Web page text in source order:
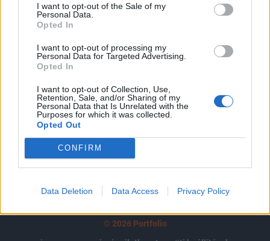
I want to opt-out of the Sale of my
Personal Data.
Opted In
I want to opt-out of processing my
Personal Data for Targeted Advertising.
Opted In
I want to opt-out of Collection, Use,
Retention, Sale, and/or Sharing of my
Personal Data that Is Unrelated with the
Purposes for which it was collected.
Opted Out
CONFIRM
Data Deletion Data Access Privacy Policy
Az előfizetés a következőket tartalmazza:
Portfolio.hu teljes cikkarchívum
kötéslistái
Előfizetés
MÁR ELŐFIZETŐNK VAGY?
© 2026 Portfolio